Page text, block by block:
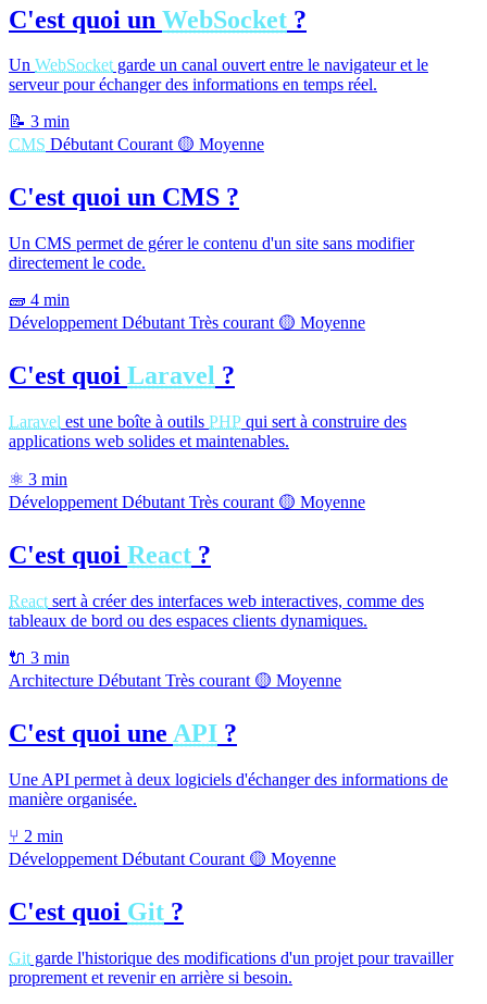
C'est quoi un WebSocket ?
Un WebSocketgarde un canal ouvert entre le navigateur et le
serveur pour échanger des informations en temps réel.
📝 3 min
CMS Débutant Courant 🟡 Moyenne
C'est quoi un CMS ?
Un CMS permet de gérer le contenu d'un site sans modifier
directement le code.
🧱 4 min
Développement Débutant Très courant 🟡 Moyenne
C'est quoi Laravel ?
Laravel est une boîte à outils PHP qui sert à construire des
applications web solides et maintenables.
⚛ 3 min
Développement Débutant Très courant 🟡 Moyenne
C'est quoi React ?
React sert à créer des interfaces web interactives, comme des
tableaux de bord ou des espaces clients dynamiques.
🔌 3 min
Architecture Débutant Très courant 🟡 Moyenne
C'est quoi une API ?
Une API permet à deux logiciels d'échanger des informations de
manière organisée.
⑂ 2 min
Développement Débutant Courant 🟡 Moyenne
C'est quoi Git ?
Git garde l'historique des modifications d'un projet pour travailler
proprement et revenir en arrière si besoin.